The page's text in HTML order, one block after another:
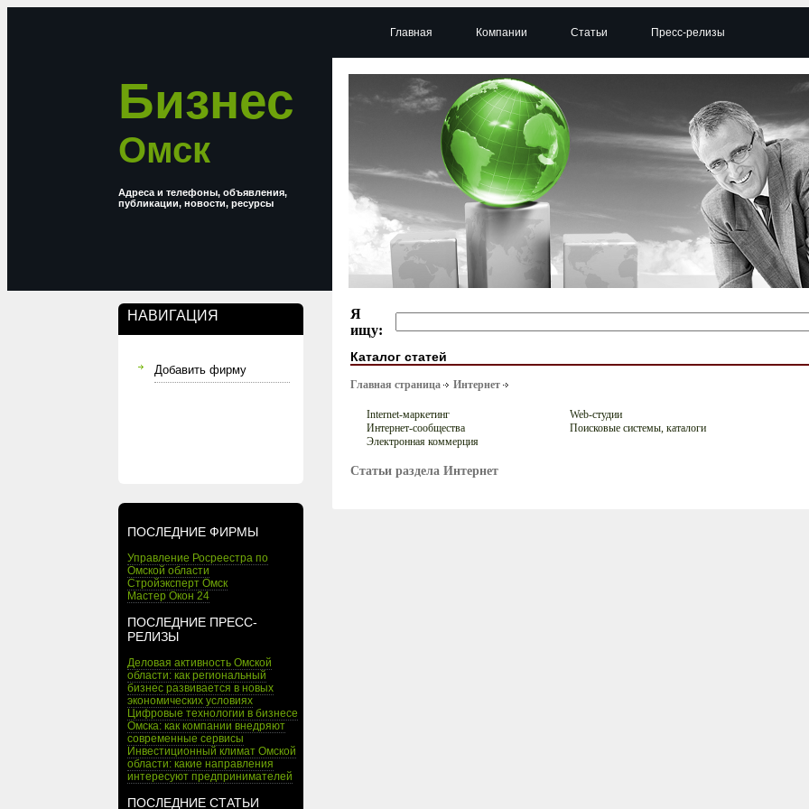
Бизнес
Омск
Адреса и телефоны, объявления,
публикации, новости, ресурсы
НАВИГАЦИЯ
Добавить фирму
ПОСЛЕДНИЕ ФИРМЫ
Управление Росреестра по
Омской области
Стройэксперт Омск
Мастер Окон 24
ПОСЛЕДНИЕ ПРЕСС-
РЕЛИЗЫ
Деловая активность Омской
области: как региональный
бизнес развивается в новых
экономических условиях
Цифровые технологии в бизнесе
Омска: как компании внедряют
современные сервисы
Инвестиционный климат Омской
области: какие направления
интересуют предпринимателей
ПОСЛЕДНИЕ СТАТЬИ
Главная Компании Статьи Пресс-релизы
Я
ищу:
Каталог статей
Главная страница Интернет
Internet-маркетинг Web-студии
Интернет-сообщества
Поисковые системы, каталоги
Электронная коммерция
Статьи раздела Интернет